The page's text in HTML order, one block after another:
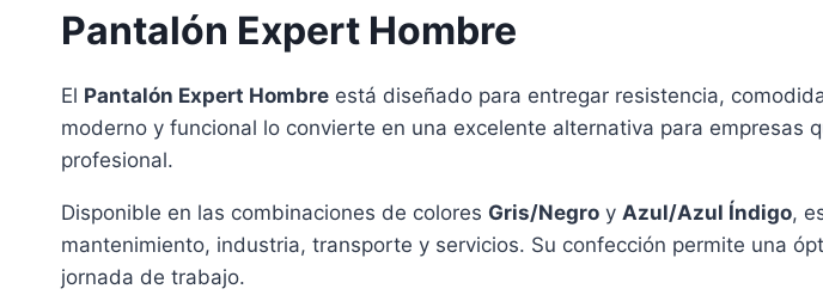
Pantalón Expert Hombre
El Pantalón Expert Hombre está diseñado para entregar resistencia,
moderno y funcional lo convierte en una excelente alternativa para
profesional.
Disponible en las combinaciones de colores Gris/Negro y Azul/Azul Índigo,
mantenimiento, industria, transporte y servicios. Su confección permite una
jornada de trabajo.